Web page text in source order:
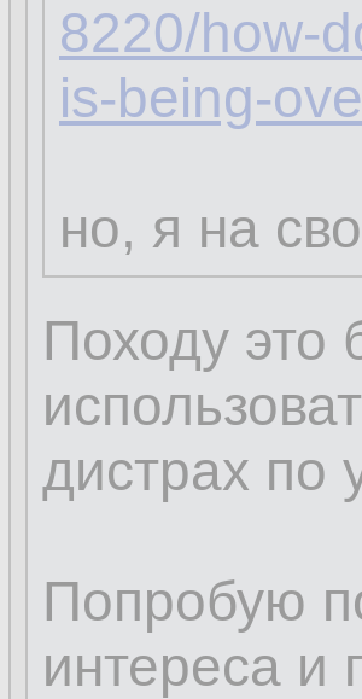
8220/how-
is-being-
но, я на
Походу это
дистрах по
Попробую
интереса и